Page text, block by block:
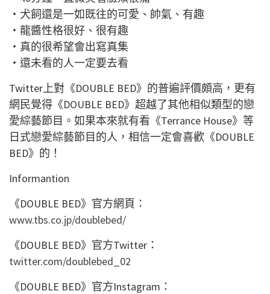
・犬飼還是一如既往的可愛、帥氣、有趣
・龍醬性格很好、很有趣
・真的很希望會出寫真集
・還未看的人一定要去看
Twitter上對《DOUBLE BED》的普遍評價頗高，更有
網民覺得《DOUBLE BED》超越了其他相似類型的戀
愛綜藝節目。如果本來就有看《Terrance House》等
日式戀愛綜藝節目的人，相信一定會喜歡《DOUBLE
BED》的！
Informantion
《DOUBLE BED》官方網頁：
www.tbs.co.jp/doublebed/
《DOUBLE BED》官方Twitter：
twitter.com/doublebed_02
《DOUBLE BED》官方Instagram：